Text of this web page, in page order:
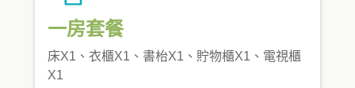
一房套餐
床X1、衣櫃X1、書枱X1、貯物櫃X1、電視櫃
X1